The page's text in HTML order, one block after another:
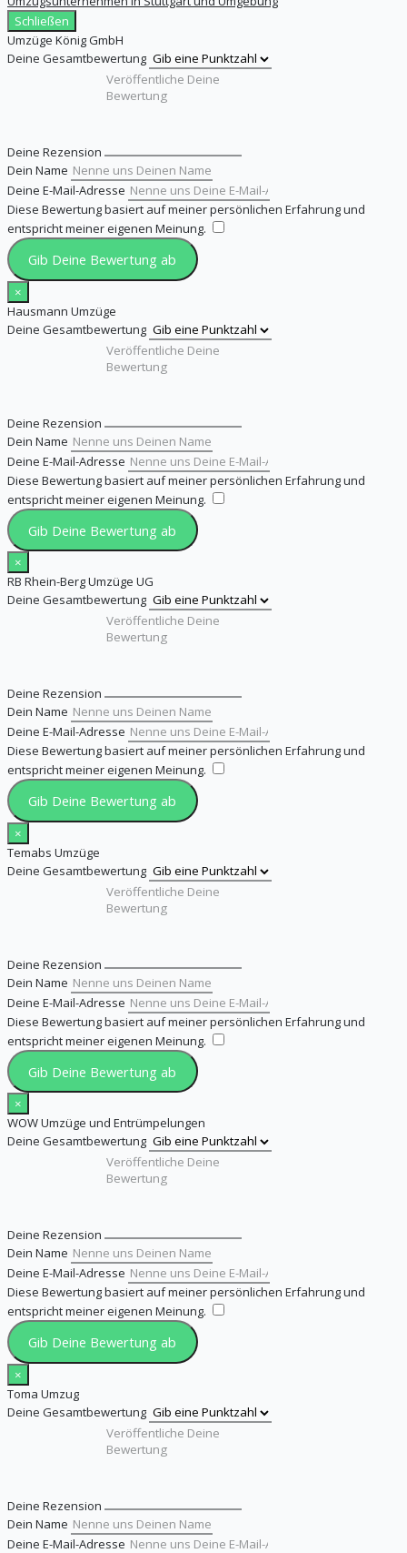
Schließen
Umzüge König GmbH
Deine Gesamtbewertung
Deine Rezension
Dein Name
Deine E-Mail-Adresse
Diese Bewertung basiert auf meiner persönlichen Erfahrung und
entspricht meiner eigenen Meinung.
Gib Deine Bewertung ab
×
Hausmann Umzüge
Deine Gesamtbewertung
Deine Rezension
Dein Name
Deine E-Mail-Adresse
Diese Bewertung basiert auf meiner persönlichen Erfahrung und
entspricht meiner eigenen Meinung.
Gib Deine Bewertung ab
×
RB Rhein-Berg Umzüge UG
Deine Gesamtbewertung
Deine Rezension
Dein Name
Deine E-Mail-Adresse
Diese Bewertung basiert auf meiner persönlichen Erfahrung und
entspricht meiner eigenen Meinung.
Gib Deine Bewertung ab
×
Temabs Umzüge
Deine Gesamtbewertung
Deine Rezension
Dein Name
Deine E-Mail-Adresse
Diese Bewertung basiert auf meiner persönlichen Erfahrung und
entspricht meiner eigenen Meinung.
Gib Deine Bewertung ab
×
WOW Umzüge und Entrümpelungen
Deine Gesamtbewertung
Deine Rezension
Dein Name
Deine E-Mail-Adresse
Diese Bewertung basiert auf meiner persönlichen Erfahrung und
entspricht meiner eigenen Meinung.
Gib Deine Bewertung ab
×
Toma Umzug
Deine Gesamtbewertung
Deine Rezension
Dein Name
Deine E-Mail-Adresse